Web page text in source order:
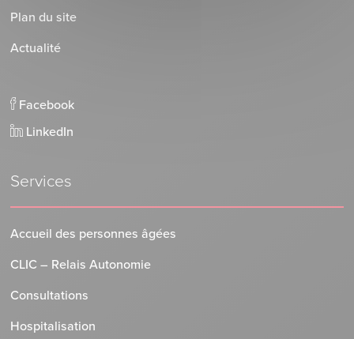
Plan du site
Actualité
Facebook
LinkedIn
Services
Accueil des personnes âgées
CLIC – Relais Autonomie
Consultations
Hospitalisation